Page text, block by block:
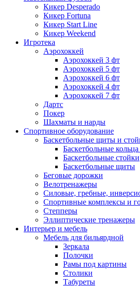
Кикер Desperado
Кикер Fortuna
Кикер Start Line
Кикер Weekend
Игротека
Аэрохоккей
Аэрохоккей 3 фт
Аэрохоккей 5 фт
Аэрохоккей 6 фт
Аэрохоккей 4 фт
Аэрохоккей 7 фт
Дартс
Покер
Шахматы и нарды
Спортивное оборудование
Баскетбольные щиты и
Баскетбольные
Баскетбольные стойки
Баскетбольные щиты
Беговые дорожки
Велотренажеры
Силовые, гребные,
Спортивные комплексы и
Степперы
Эллиптические тренажеры
Интерьер и мебель
Мебель для бильярдной
Зеркала
Полочки
Рамы под картины
Столики
Табуреты